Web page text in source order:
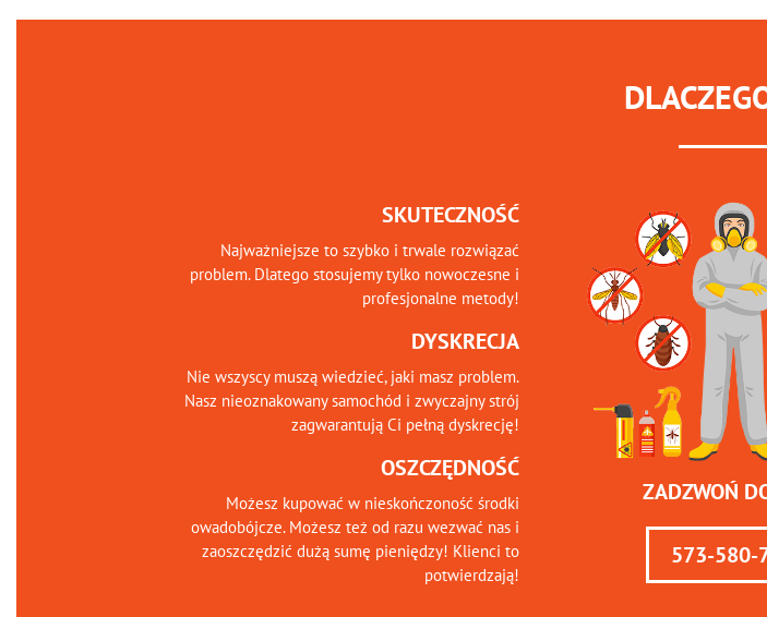
SKUTECZNOŚĆ
Najważniejsze to szybko i trwale rozwiązać
problem. Dlatego stosujemy tylko nowoczesne i
profesjonalne metody!
DYSKRECJA
Nie wszyscy muszą wiedzieć, jaki masz problem.
Nasz nieoznakowany samochód i zwyczajny strój
zagwarantują Ci pełną dyskrecję!
OSZCZĘDNOŚĆ
Możesz kupować w nieskończoność środki
owadobójcze. Możesz też od razu wezwać nas i
zaoszczędzić dużą sumę pieniędzy! Klienci to
potwierdzają!
ZADZWOŃ
573-580-